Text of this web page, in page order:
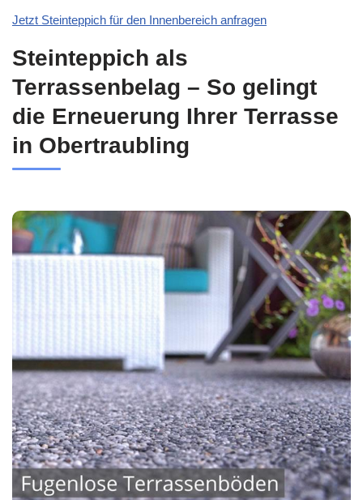
Jetzt Steinteppich für den Innenbereich anfragen
Steinteppich als
Terrassenbelag – So gelingt
die Erneuerung Ihrer Terrasse
in Obertraubling